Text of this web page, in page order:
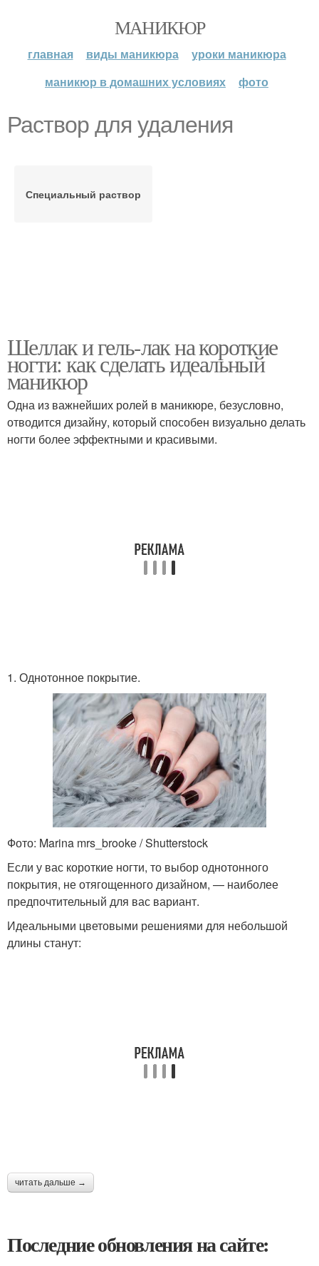
МАНИКЮР
главная виды маникюра
уроки маникюра
маникюр в домашних условиях
фото
Раствор для удаления
Специальный раствор
Шеллак и гель-лак на короткие
ногти: как сделать идеальный
маникюр
Одна из важнейших ролей в маникюре, безусловно,
отводится дизайну, который способен визуально делать
ногти более эффектными и красивыми.
1. Однотонное покрытие.
Фото: Marina mrs_brooke / Shutterstock
Если у вас короткие ногти, то выбор однотонного
покрытия, не отягощенного дизайном, — наиболее
предпочтительный для вас вариант.
Идеальными цветовыми решениями для небольшой
длины станут:
читать дальше →
Последние обновления на сайте: